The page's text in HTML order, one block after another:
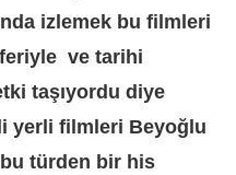
izlemek bu filmleri
ve tarihi
taşıyordu diye
yerli filmleri Beyoğlu
bu türden bir his